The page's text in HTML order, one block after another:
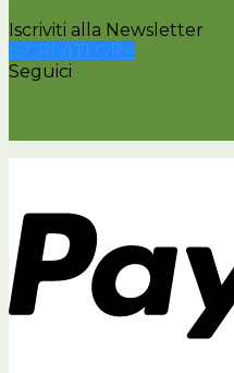
Iscriviti alla Newsletter
ISCRIVITI ORA
Seguici